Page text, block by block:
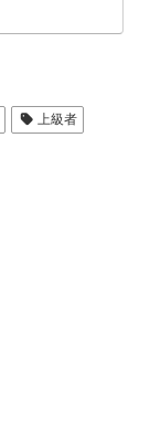
上級者